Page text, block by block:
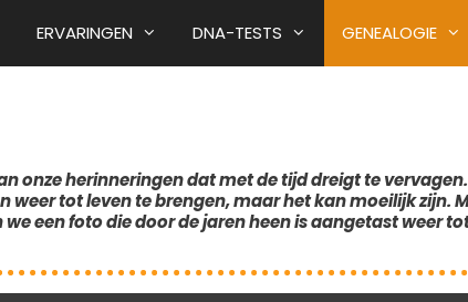
ERVARINGEN DNA-TESTS
BESTE DNA-TEST VOOR
KOKO GENETICS
GENEALOGIE
REIMAGINE
HEREDIS
GENES REUNITED
BABY’S
onze herinneringen dat met de tijd dreigt te vervagen.
tot leven te brengen, maar het kan moeilijk zijn.
een foto die door de jaren heen is aangetast weer